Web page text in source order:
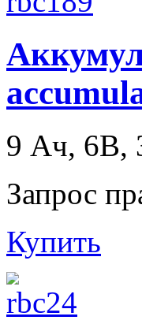
9 Ач, 6В,
Запрос
Купить